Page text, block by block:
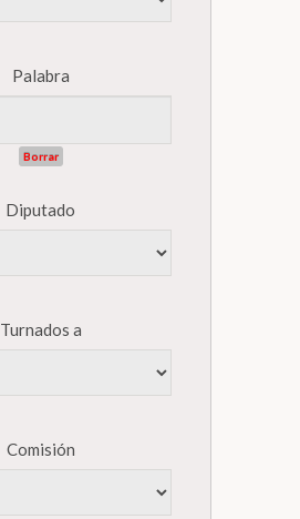
Palabra
Borrar
Diputado
Turnados a
Comisión